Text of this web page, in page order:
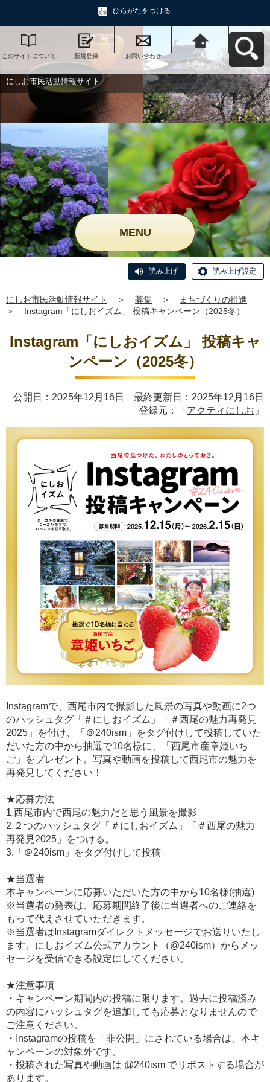
ひらがなをつける
このサイトについて 新規登録 お問い合わせ
にしお市民活動情報
サイトへ戻る
にしお市民活動情報サイト
MENU
読み上げ 読み上げ設定
にしお市民活動情報サイト ＞ 募集 ＞
まちづくりの推進
＞
Instagram「にしおイズム」 投稿キャンペーン（2025冬）
Instagram「にしおイズム」 投稿キャ
ンペーン（2025冬）
公開日：2025年12月16日 最終更新日：2025年12月16日
登録元：「 アクティにしお 」
Instagramで、西尾市内で撮影した風景の写真や動画に2つ
のハッシュタグ「＃にしおイズム」「＃西尾の魅力再発見
2025」を付け、「＠240ism」をタグ付けして投稿していた
だいた方の中から抽選で10名様に、「西尾市産章姫いち
ご」をプレゼント。写真や動画を投稿して西尾市の魅力を
再発見してください！
★応募方法
1.西尾市内で西尾の魅力だと思う風景を撮影
2.２つのハッシュタグ「＃にしおイズム」「＃西尾の魅力
再発見2025」をつける。
3.「＠240ism」をタグ付けして投稿
★当選者
本キャンペーンに応募いただいた方の中から10名様(抽選)
※当選者の発表は、応募期間終了後に当選者へのご連絡を
もって代えさせていただきます。
※当選者はInstagramダイレクトメッセージでお送りいたし
ます。にしおイズム公式アカウント（@240ism）からメッ
セージを受信できる設定にしてください。
★注意事項
・キャンペーン期間内の投稿に限ります。過去に投稿済み
の内容にハッシュタグを追加しても応募となりませんので
ご注意ください。
・Instagramの投稿を「非公開」にされている場合は、本キ
ャンペーンの対象外です。
・投稿された写真や動画は @240ism でリポストする場合が
あります。